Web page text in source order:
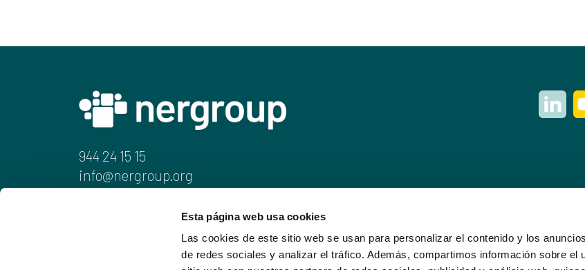
Esta página web usa cookies
Las cookies de este sitio web se usan para personalizar el contenido y los
de redes sociales y analizar el tráfico. Además, compartimos información sobre el
944 24 15 15
info@nergroup.org
Juan de Ajuriaguerra, 6-1.a